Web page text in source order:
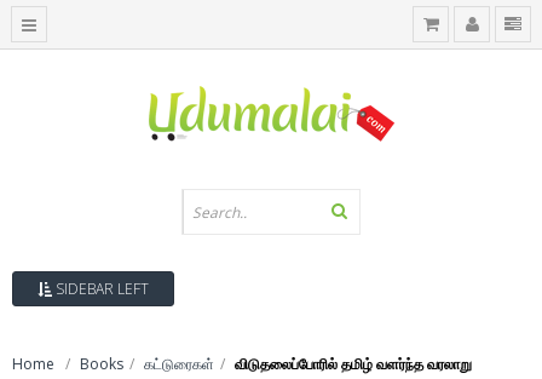
SIDEBAR LEFT
Home Books கட்டுரைகள் விடுதலைப்போரில் தமிழ் வளர்ந்த வரலாறு